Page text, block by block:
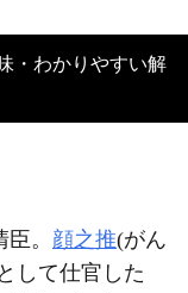
。 顔之推(がん
して仕官した